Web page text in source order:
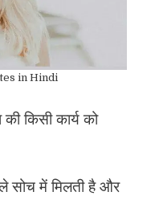
in Hindi
किसी कार्य को
सोच में मिलती है और